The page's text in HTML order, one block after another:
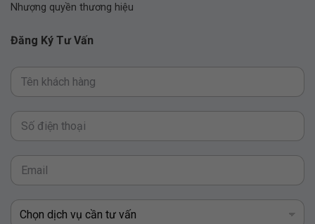
Nhượng quyền thương hiệu
Đăng Ký Tư Vấn